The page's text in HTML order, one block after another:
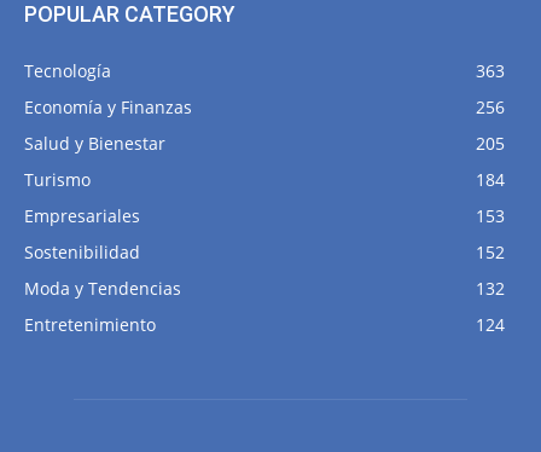
POPULAR CATEGORY
Tecnología
363
Economía y Finanzas
256
Salud y Bienestar
205
Turismo
184
Empresariales
153
Sostenibilidad
152
Moda y Tendencias
132
Entretenimiento
124